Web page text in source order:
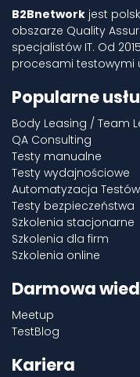
B2Bnetwork jest
obszarze Quality
specjalistów IT. Od
procesami testowymi
Popularne
Body Leasing / Team
QA Consulting
Testy manualne
Testy wydajnościowe
Automatyzacja Testów
Testy bezpieczeństwa
Szkolenia stacjonarne
Szkolenia dla firm
Szkolenia online
Darmowa
Meetup
TestBlog
Kariera